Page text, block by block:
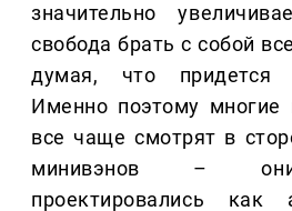
значительно
свобода брать с собой
думая, что придется
Именно поэтому многие
все чаще смотрят в
минивэнов – они
проектировались как